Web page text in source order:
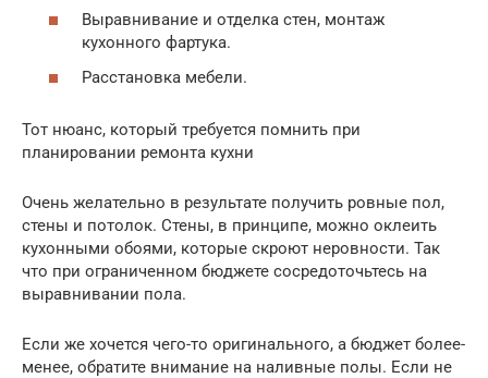
Выравнивание и отделка стен, монтаж
кухонного фартука.
Расстановка мебели.
Тот нюанс, который требуется помнить при
планировании ремонта кухни
Очень желательно в результате получить ровные пол,
стены и потолок. Стены, в принципе, можно оклеить
кухонными обоями, которые скроют неровности. Так
что при ограниченном бюджете сосредоточьтесь на
выравнивании пола.
Если же хочется чего-то оригинального, а бюджет более-
менее, обратите внимание на наливные полы. Если не